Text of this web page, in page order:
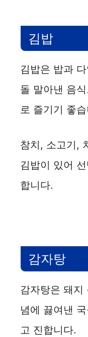
김밥
김밥은 밥과
돌 말아낸 음
로 즐기기 좋
참치, 소고기,
김밥이 있어
합니다.
감자탕
감자탕은 돼지
념에 끓여낸
고 진합니다.